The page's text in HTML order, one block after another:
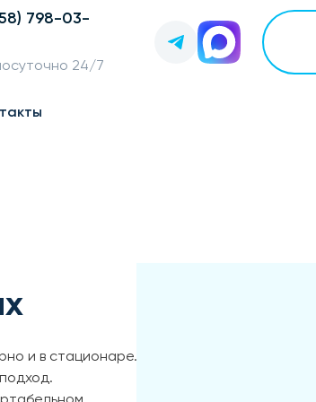
798-03-
24/7
и в стационаре.